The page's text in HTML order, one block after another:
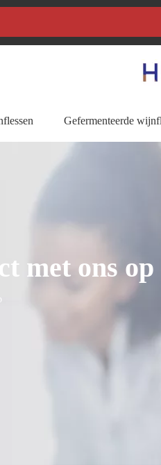
Gefermenteerde
met ons op